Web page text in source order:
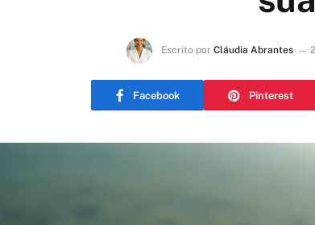
Escrito por Cláudia Abrantes
Facebook Pinterest